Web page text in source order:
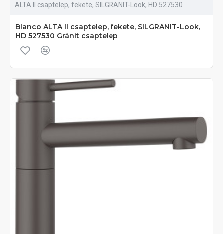
ALTA II csaptelep, fekete, SILGRANIT-Look, HD 527530
Blanco ALTA II csaptelep, fekete, SILGRANIT-Look,
HD 527530 Gránit csaptelep